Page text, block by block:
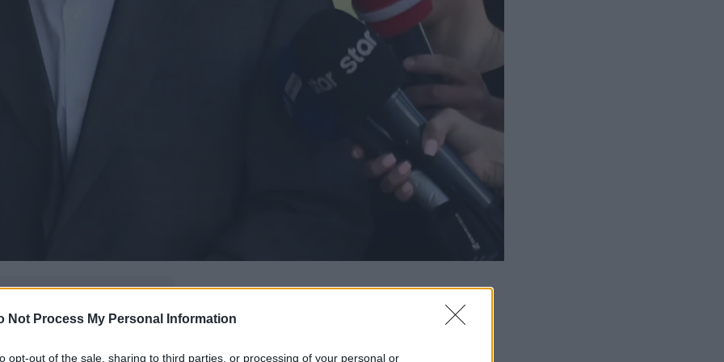
Not Process My Personal Information
opt-out of the sale, sharing to third parties, or processing of your personal or
πιο συχνά